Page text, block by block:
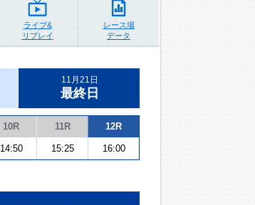
ライブ&
リプレイ
レース場
データ
11月21日
最終日
10R 11R 12R
14:50 15:25 16:00